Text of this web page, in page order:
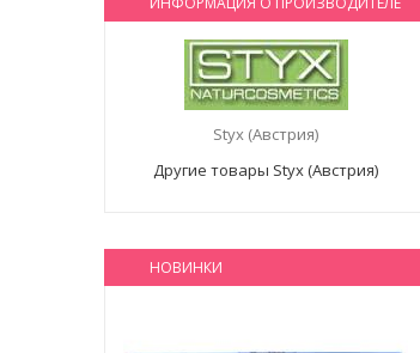
Styx (Австрия)
Другие товары Styx (Австрия)
НОВИНКИ